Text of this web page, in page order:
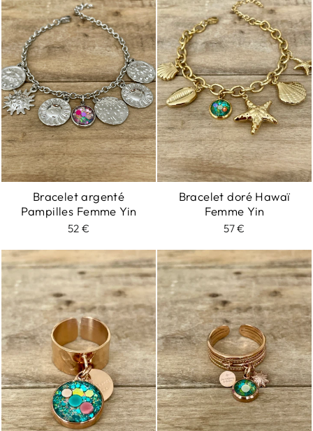
Bracelet argenté
Pampilles Femme Yin
52 €
Bracelet doré Hawaï
Femme Yin
57 €